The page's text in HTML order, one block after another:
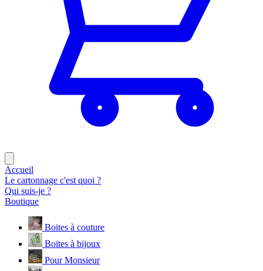
Accueil
Le cartonnage c'est quoi ?
Qui suis-je ?
Boutique
Boites à couture
Boïtes à bijoux
Pour Monsieur